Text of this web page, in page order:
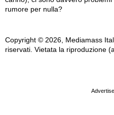
rumore per nulla?
Copyright © 2026, Mediamass
riservati. Vietata la riproduzione